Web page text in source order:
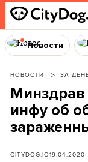
Новости
НОВОСТИ ЗА
Минздрав
инфу об
CITYDOG.IO19.04.2020